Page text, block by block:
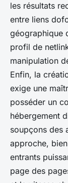
les résultats
entre liens
géographique
profil de
manipulation
Enfin, la
exige une
posséder un
hébergement
soupçons des
approche,
entrants
page des